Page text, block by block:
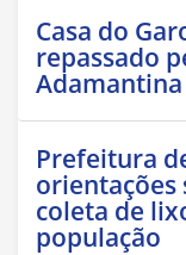
Casa do
repassado
Adamantina
Prefeitura
orientações
coleta de
população